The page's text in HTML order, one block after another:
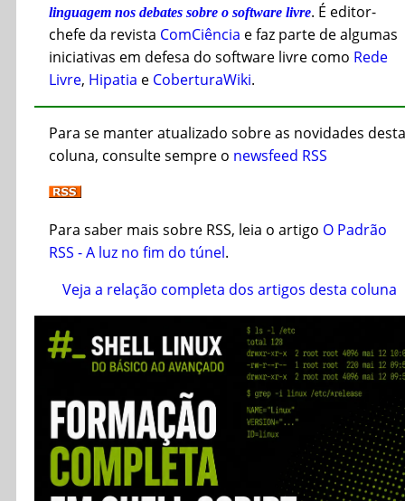
linguagem nos debates sobre o software livre. É editor-
chefe da revista ComCiência e faz parte de algumas
iniciativas em defesa do software livre como Rede
Livre, Hipatia e CoberturaWiki.
Para se manter atualizado sobre as novidades desta
coluna, consulte sempre o newsfeed RSS
Para saber mais sobre RSS, leia o artigo O Padrão
RSS - A luz no fim do túnel.
Veja a relação completa dos artigos desta coluna